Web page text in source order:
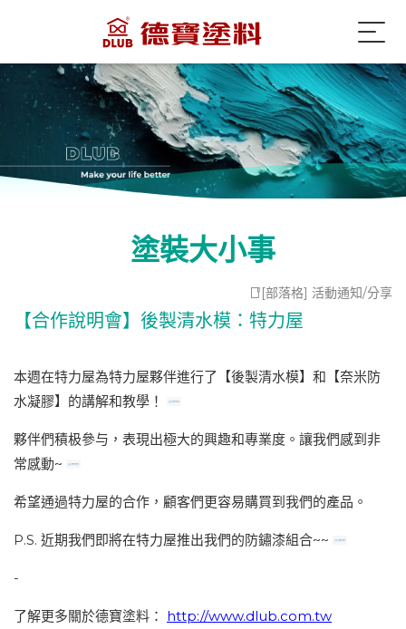
塗裝大小事
[部落格] 活動通知/分享
【合作說明會】後製清水模：特力屋
本週在特力屋為特力屋夥伴進行了【後製清水模】和【奈米防
水凝膠】的講解和教學！
夥伴們積极參与，表現出極大的興趣和專業度。讓我們感到非
常感動~
希望通過特力屋的合作，顧客們更容易購買到我們的產品。
P.S. 近期我們即將在特力屋推出我們的防鏽漆組合~~
-
了解更多關於德寶塗料： http://www.dlub.com.tw